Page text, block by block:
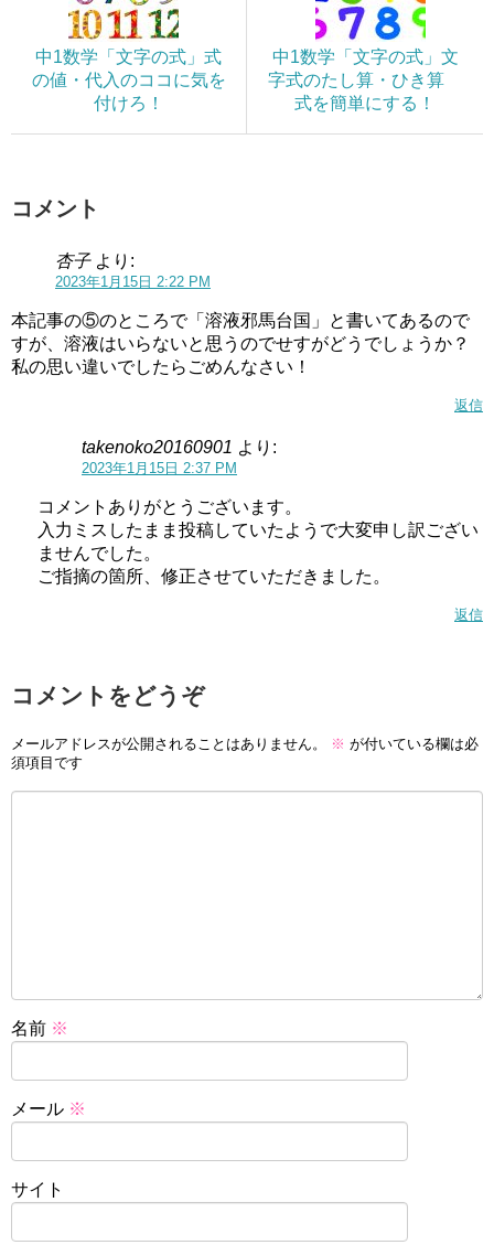
中1数学「文字の式」式
の値・代入のココに気を
付けろ！
中1数学「文字の式」文
字式のたし算・ひき算
式を簡単にする！
コメント
杏子 より:
2023年1月15日 2:22 PM
本記事の⑤のところで「溶液邪馬台国」と書いてあるので
すが、溶液はいらないと思うのでせすがどうでしょうか？
私の思い違いでしたらごめんなさい！
返信
takenoko20160901 より:
2023年1月15日 2:37 PM
コメントありがとうございます。
入力ミスしたまま投稿していたようで大変申し訳ござい
ませんでした。
ご指摘の箇所、修正させていただきました。
返信
コメントをどうぞ
メールアドレスが公開されることはありません。 ※ が付いている欄は必
須項目です
名前 ※
メール ※
サイト